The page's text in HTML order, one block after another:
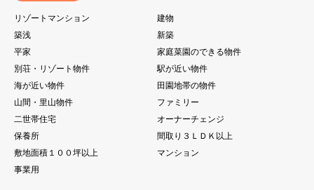
リゾートマンション
建物
築浅
新築
平家
家庭菜園のできる物件
別荘・リゾート物件
駅が近い物件
海が近い物件
田園地帯の物件
山間・里山物件
ファミリー
二世帯住宅
オーナーチェンジ
保養所
間取り３ＬＤＫ以上
敷地面積１００坪以上
マンション
事業用